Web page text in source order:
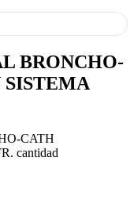
BRONCHO-
CATH
cantidad